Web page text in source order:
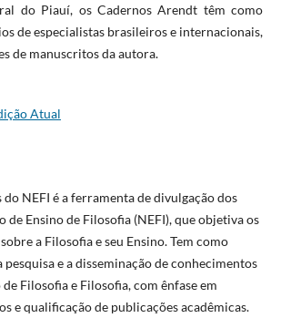
do Piauí, os Cadernos Arendt têm como
de especialistas brasileiros e internacionais,
de manuscritos da autora.
Atual
do NEFI é a ferramenta de divulgação dos
de Ensino de Filosofia (NEFI), que objetiva os
a Filosofia e seu Ensino. Tem como
e a disseminação de conhecimentos
de Filosofia e Filosofia, com ênfase em
e qualificação de publicações acadêmicas.